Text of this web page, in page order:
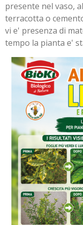
presente nel vaso,
terracotta o
vi e' presenza di
tempo la pianta e'